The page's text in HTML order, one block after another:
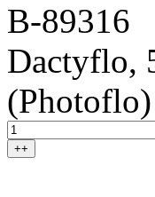
B-89316
Dactyflo,
(Photoflo)
++